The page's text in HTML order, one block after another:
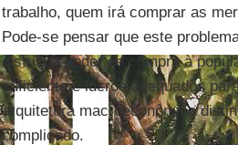
trabalho, quem irá comprar as
Pode-se pensar que este
distribua poder de compra à
suficiente e lucros adequados
arquitetura macroeconômica
complicado.